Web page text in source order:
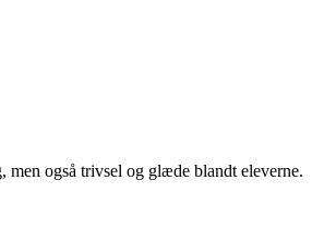
også trivsel og glæde blandt eleverne.